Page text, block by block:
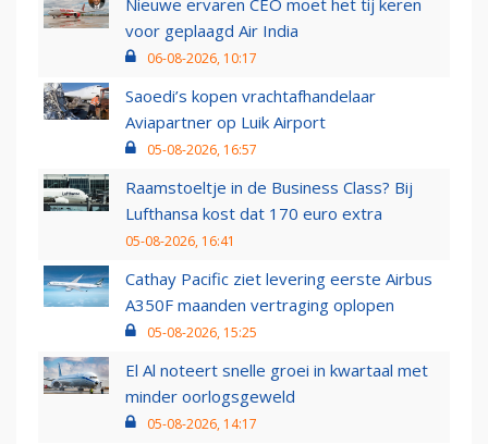
Nieuwe ervaren CEO moet het tij keren
voor geplaagd Air India
06-08-2026, 10:17
Saoedi’s kopen vrachtafhandelaar
Aviapartner op Luik Airport
05-08-2026, 16:57
Raamstoeltje in de Business Class? Bij
Lufthansa kost dat 170 euro extra
05-08-2026, 16:41
Cathay Pacific ziet levering eerste Airbus
A350F maanden vertraging oplopen
05-08-2026, 15:25
El Al noteert snelle groei in kwartaal met
minder oorlogsgeweld
05-08-2026, 14:17